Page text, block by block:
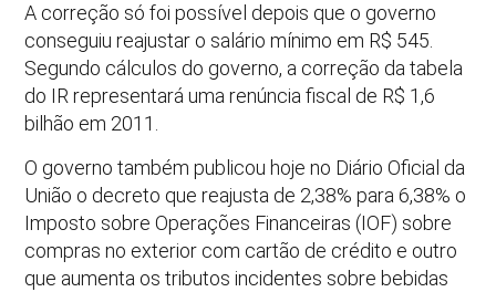
A correção só foi possível depois que o governo
conseguiu reajustar o salário mínimo em R$ 545.
Segundo cálculos do governo, a correção da tabela
do IR representará uma renúncia fiscal de R$ 1,6
bilhão em 2011.
O governo também publicou hoje no Diário Oficial da
União o decreto que reajusta de 2,38% para 6,38% o
Imposto sobre Operações Financeiras (IOF) sobre
compras no exterior com cartão de crédito e outro
que aumenta os tributos incidentes sobre bebidas